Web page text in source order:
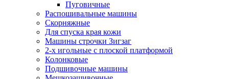
Пуговичные
Распошивальные машины
Скорняжные
Для спуска края кожи
Машины строчки Зигзаг
2-х игольные с плоской платформой
Колонковые
Подшивочные машины